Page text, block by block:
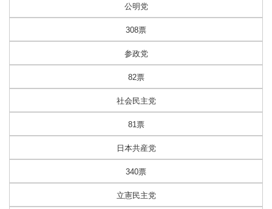
公明党
308票
参政党
82票
社会民主党
81票
日本共産党
340票
立憲民主党